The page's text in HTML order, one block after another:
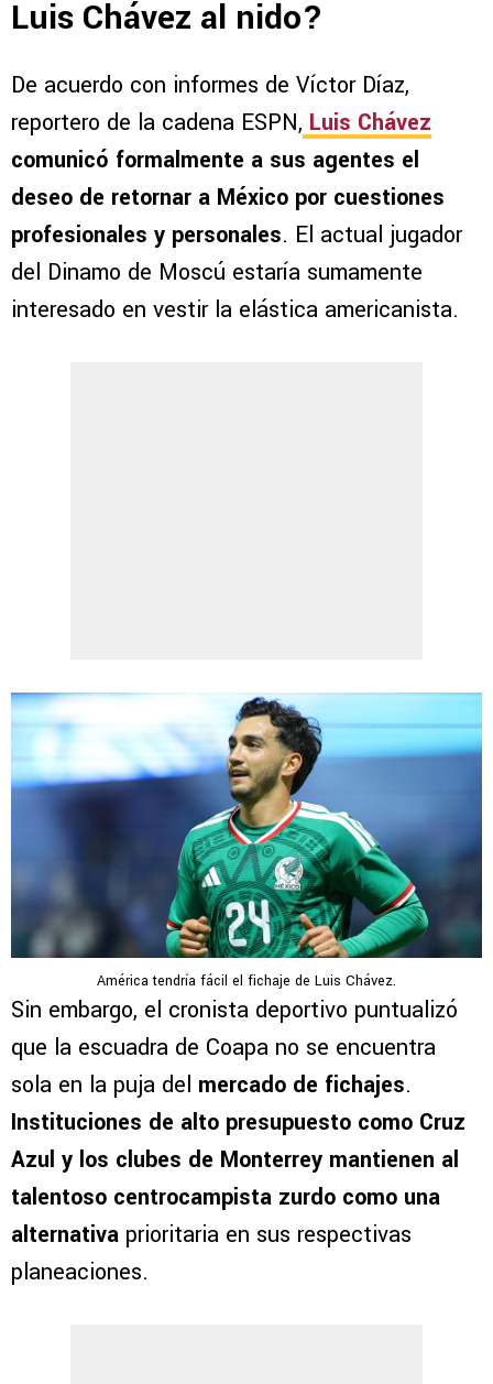
Luis Chávez al nido?
De acuerdo con informes de Víctor Díaz,
reportero de la cadena ESPN, Luis Chávez
comunicó formalmente a sus agentes el
deseo de retornar a México por cuestiones
profesionales y personales. El actual jugador
del Dinamo de Moscú estaría sumamente
interesado en vestir la elástica americanista.
América tendría fácil el fichaje de Luis Chávez.
Sin embargo, el cronista deportivo puntualizó
que la escuadra de Coapa no se encuentra
sola en la puja del mercado de fichajes.
Instituciones de alto presupuesto como Cruz
Azul y los clubes de Monterrey mantienen al
talentoso centrocampista zurdo como una
alternativa prioritaria en sus respectivas
planeaciones.